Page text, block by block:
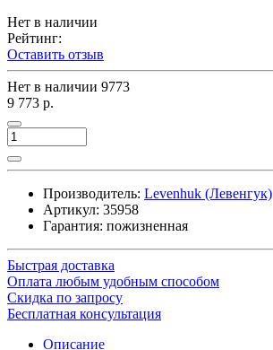
Нет в наличии
Рейтинг:
Оставить отзыв
Нет в наличии 9773
9 773 р.
Производитель: Levenhuk (Левенгук)
Артикул: 35958
Гарантия: пожизненная
Быстрая доставка
Оплата любым удобным способом
Скидка по запросу
Бесплатная консультация
Описание